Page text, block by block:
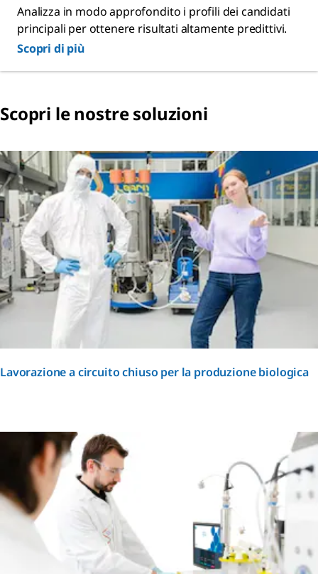
Analizza in modo approfondito i profili dei candidati
principali per ottenere risultati altamente predittivi.
Scopri di più
Scopri le nostre soluzioni
Lavorazione a circuito chiuso per la produzione biologica